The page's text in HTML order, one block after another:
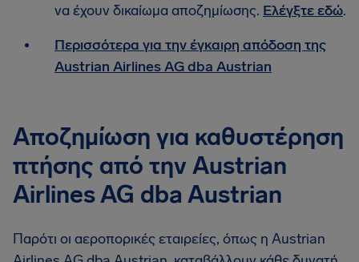
να έχουν δικαίωμα αποζημίωσης. Ελέγξτε εδώ.
Περισσότερα για την έγκαιρη απόδοση της
Austrian Airlines AG dba Austrian
Αποζημίωση για καθυστέρηση
πτήσης από την Austrian
Airlines AG dba Austrian
Παρότι οι αεροπορικές εταιρείες, όπως η Austrian